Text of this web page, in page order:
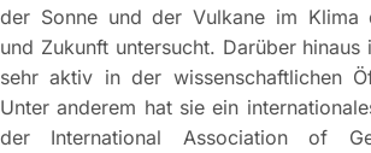
der Sonne und der Vulkane im Klima
und Zukunft untersucht. Darüber hinaus
sehr aktiv in der wissenschaftlichen
Unter anderem hat sie ein
der International Association of